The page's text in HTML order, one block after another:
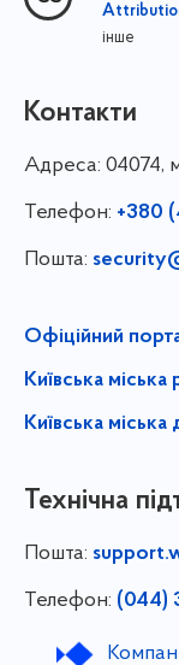
інше
Контакти
Адреса: 04074,
Телефон: +380
Пошта:
Офіційний
Київська міська
Київська міська
Технічна
Пошта:
Телефон: (044)